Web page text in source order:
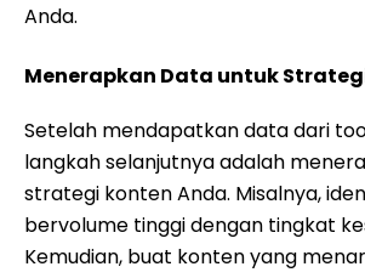
Anda.
Menerapkan Data untuk
Setelah mendapatkan data dari
langkah selanjutnya adalah
strategi konten Anda. Misalnya,
bervolume tinggi dengan tingkat
Kemudian, buat konten yang